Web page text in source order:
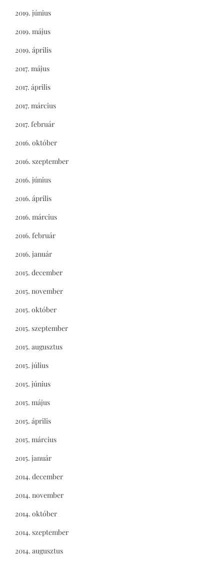
2019. június
2019. május
2019. április
2017. május
2017. április
2017. március
2017. február
2016. október
2016. szeptember
2016. június
2016. április
2016. március
2016. február
2016. január
2015. december
2015. november
2015. október
2015. szeptember
2015. augusztus
2015. július
2015. június
2015. május
2015. április
2015. március
2015. január
2014. december
2014. november
2014. október
2014. szeptember
2014. augusztus